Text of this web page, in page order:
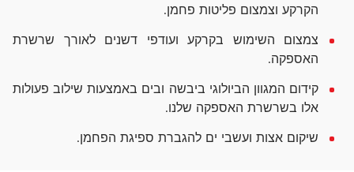
הקרקע וצמצום פליטות פחמן.
צמצום השימוש בקרקע ועודפי דשנים לאורך שרשרת
האספקה.
קידום המגוון הביולוגי ביבשה ובים באמצעות שילוב פעולות
אלו בשרשרת האספקה שלנו.
שיקום אצות ועשבי ים להגברת ספיגת הפחמן.